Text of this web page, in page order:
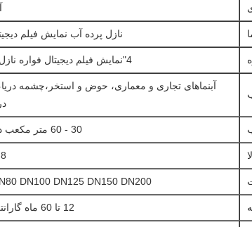
نازل پرده آب نمایش فیلم
4"نمایش فیلم دیجیتال فواره نازل آب پرده
آبنماهای تجاری و معماری، حوض و استخر،چشمه
30 - 60 متر مکعب در ساعت
8 - 18 متر
DN100 DN125 DN150 DN200
12 تا 60 ماه گارانتی رایگان